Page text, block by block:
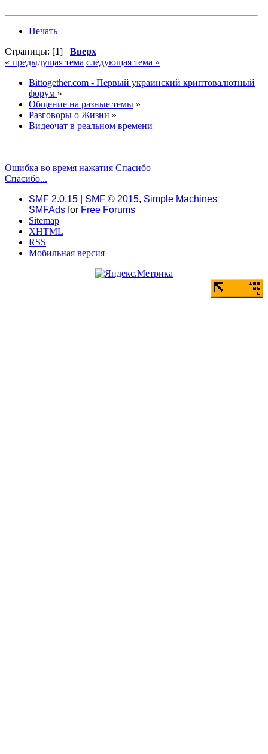
Печать
Страницы: [1] Вверх
« предыдущая тема следующая тема »
Bittogether.com - Первый украинский криптовалютный
форум »
Общение на разные темы »
Разговоры о Жизни »
Видеочат в реальном времени
Ошибка во время нажатия Спасибо
Спасибо...
SMF 2.0.15
SMF © 2015, Simple Machines
SMFAds for Free Forums
Sitemap
XHTML
RSS
Мобильная версия